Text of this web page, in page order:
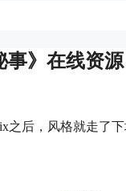
事》在线资源
之后，风格就走了